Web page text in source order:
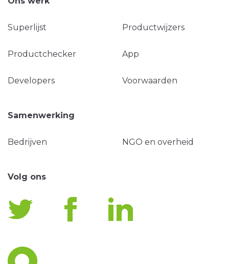
Superlijst Productwijzers
Productchecker App
Developers Voorwaarden
Samenwerking
Bedrijven NGO en overheid
Volg ons